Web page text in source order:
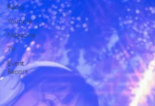
Radio
Youtube
Magazine
TV
Event
Report